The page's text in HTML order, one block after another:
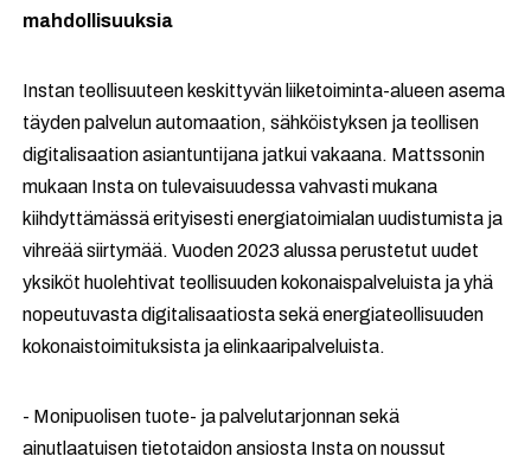
mahdollisuuksia
Instan teollisuuteen keskittyvän liiketoiminta-alueen asema
täyden palvelun automaation, sähköistyksen ja teollisen
digitalisaation asiantuntijana jatkui vakaana. Mattssonin
mukaan Insta on tulevaisuudessa vahvasti mukana
kiihdyttämässä erityisesti energiatoimialan uudistumista ja
vihreää siirtymää. Vuoden 2023 alussa perustetut uudet
yksiköt huolehtivat teollisuuden kokonaispalveluista ja yhä
nopeutuvasta digitalisaatiosta sekä energiateollisuuden
kokonaistoimituksista ja elinkaaripalveluista.
- Monipuolisen tuote- ja palvelutarjonnan sekä
ainutlaatuisen tietotaidon ansiosta Insta on noussut